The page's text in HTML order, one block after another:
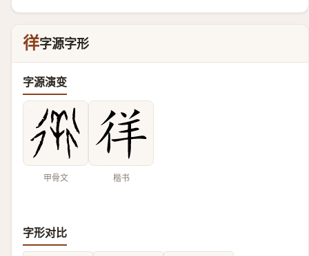
徉字源字形
字源演变
甲骨文 楷书
字形对比